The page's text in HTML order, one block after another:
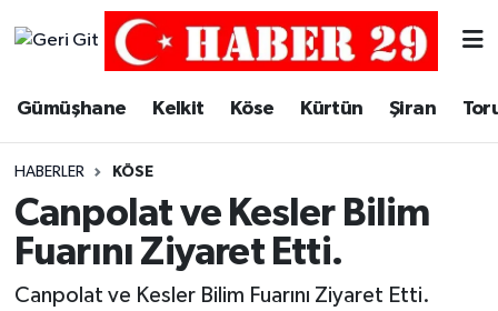
Gümüşhane Kelkit Köse Kürtün Şiran
HABERLER KÖSE
Canpolat ve Kesler Bilim
Fuarını Ziyaret Etti.
Canpolat ve Kesler Bilim Fuarını Ziyaret Etti.
Merkez Trafik Yoğunluk Haritası
Süper Lig Puan Durumu ve Fikstür
Tüm Manşetler